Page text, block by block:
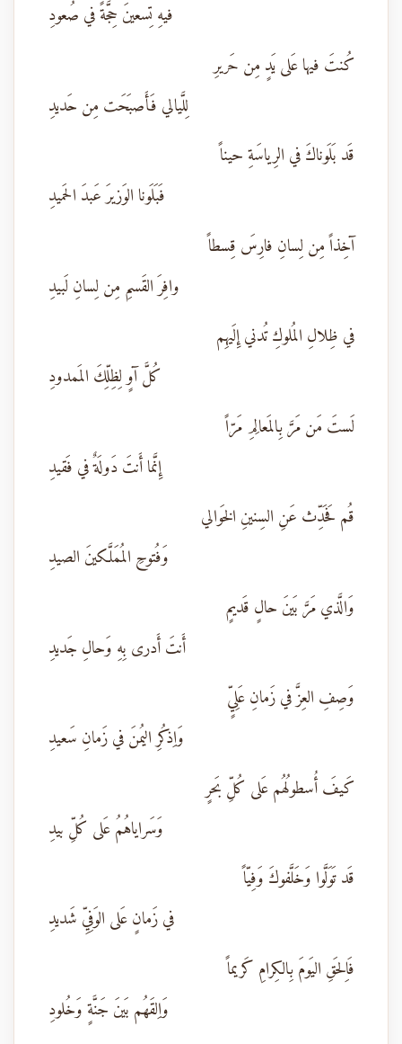
فيهِ تِسعينَ حِجَّةً في صُعودِ
كُنتَ فيها عَلى يَدٍ مِن حَريرِ
لِلَّيالي فَأَصبَحَت مِن حَديدِ
قَد بَلَوناكَ في الرِياسَةِ حيناً
فَبَلَونا الوَزيرَ عَبدَ الحَميدِ
آخِذاً مِن لِسانِ فارِسَ قِسطاً
وافِرَ القَسمِ مِن لِسانِ لَبيدِ
في ظِلالِ المُلوكِ تُدني إِلَيهِم
كُلَّ آوٍ لِظِلِّكَ المَمدودِ
لَستَ مَن مَرَّ بِالمَعالِمِ مَرّاً
إِنَّما أَنتَ دَولَةٌ في فَقيدِ
قُم فَحَدِّث عَنِ السِنينِ الخَوالي
وَفُتوحِ المُمَلَّكينَ الصيدِ
وَالَّذي مَرَّ بَينَ حالٍ قَديمٍ
أَنتَ أَدرى بِهِ وَحالِ جَديدِ
وَصِفِ العِزَّ في زَمانِ عَلِيٍّ
وَاِذكُرِ اليُمنَ في زَمانِ سَعيدِ
كَيفَ أُسطولُهُم عَلى كُلِّ بَحرٍ
وَسَراياهُمُ عَلى كُلِّ بيدِ
قَد تَوَلَّوا وَخَلَّفوكَ وَفِيّاً
في زَمانٍ عَلى الوَفِيِّ شَديدِ
فَاِلحَقِ اليَومَ بِالكِرامِ كَريماً
وَاِلقَهُم بَينَ جَنَّةٍ وَخُلودِ